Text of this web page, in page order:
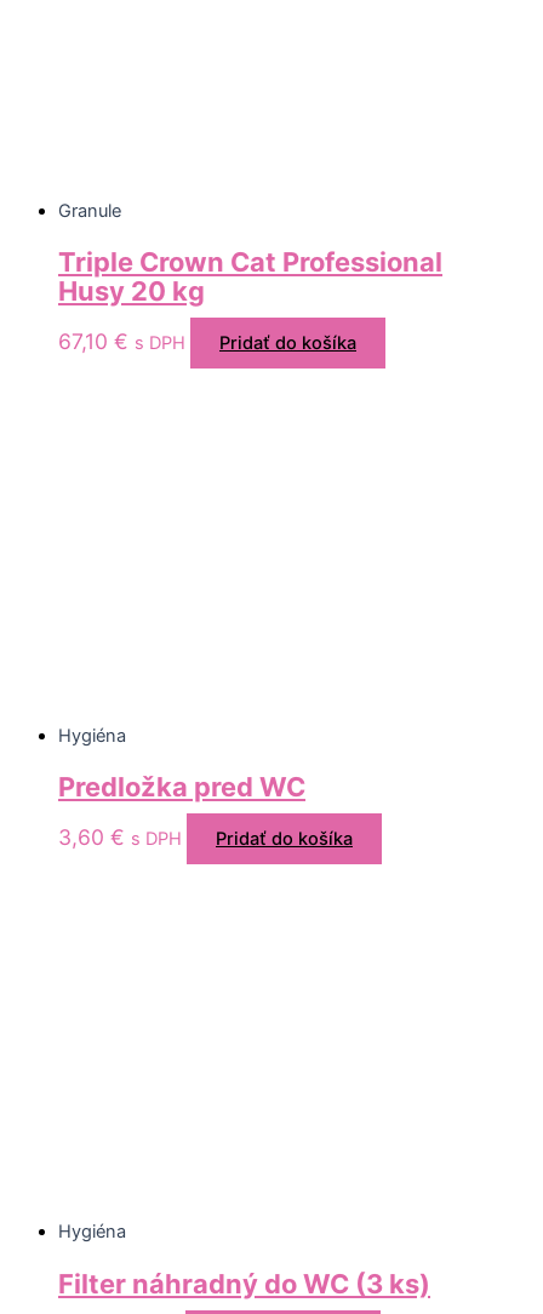
Granule
Triple Crown Cat Professional
Husy 20 kg
67,10 € s DPH Pridať do košíka
Hygiéna
Predložka pred WC
3,60 € s DPH Pridať do košíka
Hygiéna
Filter náhradný do WC (3 ks)